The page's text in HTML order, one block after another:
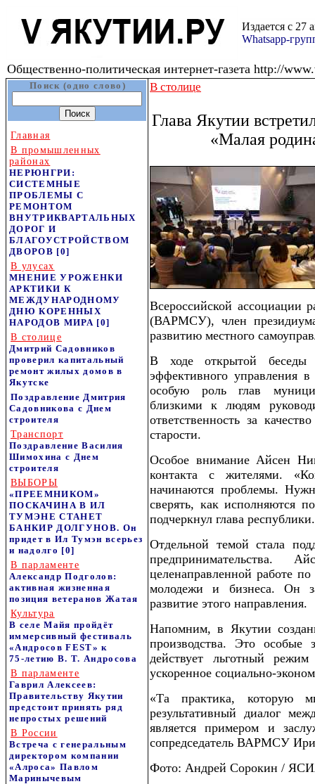
Издается с 27
Whatsapp-
Общественно-политическая интернет-газета http://
Поиск (одно слово)
Главная
В промышленных
районах
НЕРЮНГРИ:
СИСТЕМНЫЕ
ПРОБЛЕМЫ С
РЕМОНТОМ
ВНУТРИКВАРТАЛЬНЫХ
ДОРОГ И
БЛАГОУСТРОЙСТВОМ
ДВОРОВ [0]
В улусах
МНЕНИЕ УРОЖЕНКИ
АРКТИКИ К
МЕЖДУНАРОДНОМУ
ДНЮ КОРЕННЫХ
НАРОДОВ МИРА [0]
В столице
Дмитрий Садовников
проверил капитальный
ремонт жилых домов в
Якутске
Поздравление Дмитрия
Садовникова с Днем
строителя
Транспорт
Поздравление Василия
Шимохина с Днем
строителя
ВЫБОРЫ
«ПРЕЕМНИКОМ»
ПОСКАЧИНА В ИЛ
ТУМЭНЕ СТАНЕТ
БАНКИР ДОЛГУНОВ. Он
придет в Ил Тумэн всерьез
и надолго [0]
В парламенте
Александр Подголов:
активная жизненная
позиция ветеранов Жатая
Культура
В селе Майя пройдёт
иммерсивный фестиваль
«Андросов FEST» к
75‑летию В. Т. Андросова
В парламенте
Гаврил Алексеев:
Правительству Якутии
предстоит принять ряд
непростых решений
В России
Встреча с генеральным
директором компании
«Алроса» Павлом
Маринычевым
В столице
Глава Якутии
«Малая
Всероссийской ассоциации
(ВАРМСУ), член
развитию местного
В ходе открытой беседы
эффективного управления
особую роль глав
близкими к людям
ответственность за
старости.
Особое внимание Айсен
контакта с жителями.
начинаются проблемы.
сверять, как исполняются
подчеркнул глава республики.
Отдельной темой стала
предпринимательства.
целенаправленной работе
молодежи и бизнеса. Он
развитие этого направления.
Напомним, в Якутии
производства. Это особые
действует льготный
ускоренное социально-
«Та практика,
результативный диалог
является примером и
сопредседатель ВАРМСУ
Фото: Андрей Сорокин /